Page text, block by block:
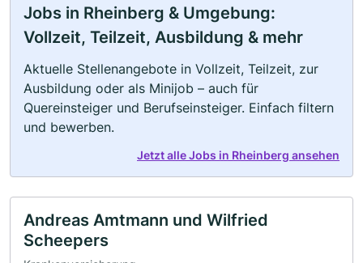
Jobs in Rheinberg & Umgebung:
Vollzeit, Teilzeit, Ausbildung & mehr
Aktuelle Stellenangebote in Vollzeit, Teilzeit, zur
Ausbildung oder als Minijob – auch für
Quereinsteiger und Berufseinsteiger. Einfach filtern
und bewerben.
Jetzt alle Jobs in Rheinberg ansehen
Andreas Amtmann und Wilfried
Scheepers